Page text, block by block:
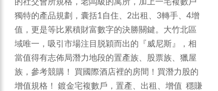
的社交會所規格，老闆級的寓所，加上一宅複數戶
獨特的產品規劃，囊括1自住、2出租、3轉手、4增
值，更是等比累積財富數字的決勝關鍵。大竹北區
域唯一，吸引市場注目脱穎而出的『威尼斯』，相
當值得有志佈局潛力地段的置產族、股票族、獵屋
族，參考競購！ 買國際酒店裡的房間！買潛力股的
增值規格！ 鍍金宅複數戶，置產、出租、增值 穩賺